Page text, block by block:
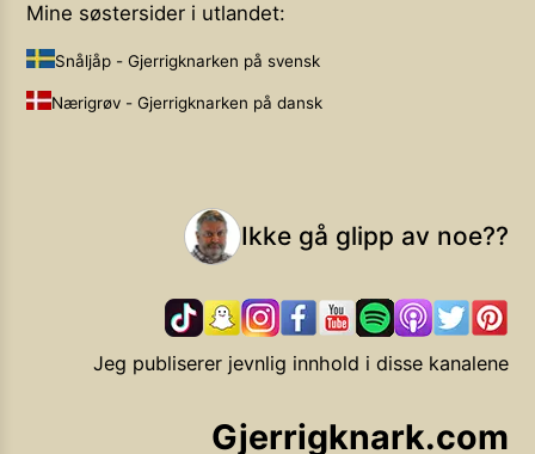
Mine søstersider i utlandet:
Snåljåp - Gjerrigknarken på svensk
Nærigrøv - Gjerrigknarken på dansk
Ikke gå glipp av noe??
Jeg publiserer jevnlig innhold i disse kanalene
Gjerrigknark.com